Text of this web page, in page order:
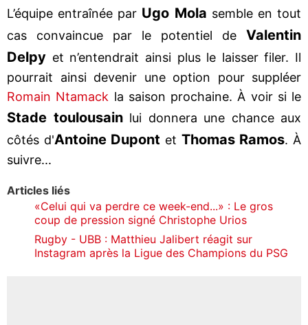
L’équipe entraînée par Ugo Mola semble en tout
cas convaincue par le potentiel de Valentin
Delpy et n’entendrait ainsi plus le laisser filer. Il
pourrait ainsi devenir une option pour suppléer
Romain Ntamack la saison prochaine. À voir si le
Stade toulousainlui donnera une chance aux
côtés d'Antoine Dupont et Thomas Ramos. À
suivre...
Articles liés
«Celui qui va perdre ce week-end...» : Le gros
coup de pression signé Christophe Urios
Rugby - UBB : Matthieu Jalibert réagit sur
Instagram après la Ligue des Champions du PSG